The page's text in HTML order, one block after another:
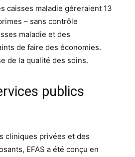
caisses maladie géreraient 13
– sans contrôle
maladie et des
de faire des économies.
de la qualité des soins.
publics
cliniques privées et des
EFAS a été conçu en